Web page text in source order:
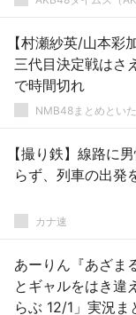
【村瀬紗英/山本彩
三代目決定戦はさ
で時間切れ
NMB48まとめとい
【撮り鉄】線路に
らず、列車の出発
カナ速
あーりん『あざま
とギャルをはき違
らぶ 12/1」実況ま